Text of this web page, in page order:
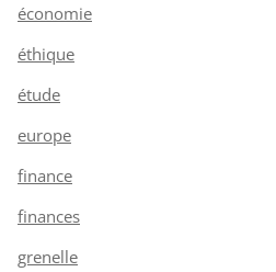
économie
éthique
étude
europe
finance
finances
grenelle